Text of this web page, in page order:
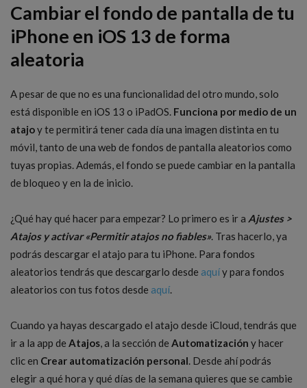
Cambiar el fondo de pantalla de tu
iPhone en iOS 13 de forma
aleatoria
A pesar de que no es una funcionalidad del otro mundo, solo
está disponible en iOS 13 o iPadOS. Funciona por medio de un
atajoy te permitirá tener cada día una imagen distinta en tu
móvil, tanto de una web de fondos de pantalla aleatorios como
tuyas propias. Además, el fondo se puede cambiar en la pantalla
de bloqueo y en la de inicio.
¿Qué hay qué hacer para empezar? Lo primero es ir a Ajustes >
Atajos y activar «Permitir atajos no fiables». Tras hacerlo, ya
podrás descargar el atajo para tu iPhone. Para fondos
aleatorios tendrás que descargarlo desde aquíy para fondos
aleatorios con tus fotos desde aquí
Cuando ya hayas descargado el atajo desde iCloud, tendrás que
ir a la app de Atajos , a la sección de Automatización y hacer
clic en Crear automatización personal . Desde ahí podrás
elegir a qué hora y qué días de la semana quieres que se cambie